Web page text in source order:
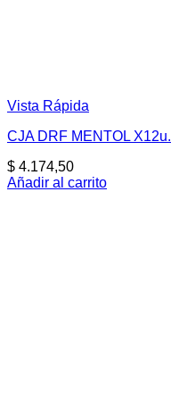
Vista Rápida
CJA DRF MENTOL X12u.
$ 4.174,50
Añadir al carrito